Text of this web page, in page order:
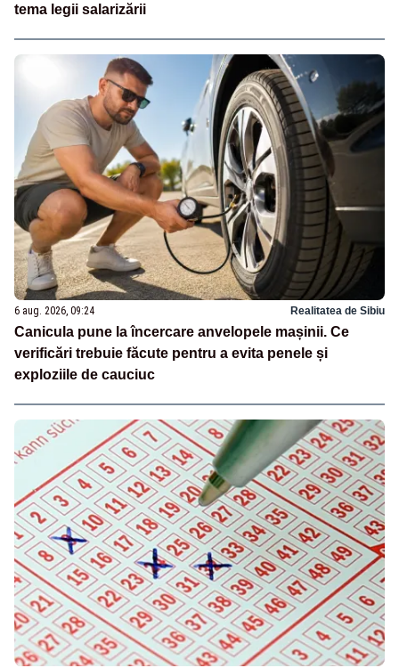
tema legii salarizării
6 aug. 2026, 09:24 Realitatea de Sibiu
Canicula pune la încercare anvelopele mașinii. Ce
verificări trebuie făcute pentru a evita penele și
exploziile de cauciuc